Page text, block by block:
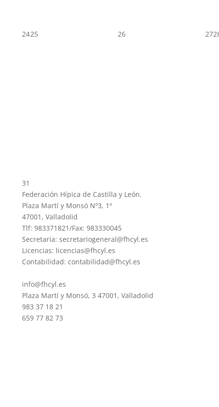
2425 26 27
31
Federación Hípica de Castilla y León.
Plaza Martí y Monsó Nº3, 1º
47001, Valladolid
Tlf: 983371821/Fax: 983330045
Secretaria: secretariogeneral@fhcyl.es
Licencias: licencias@fhcyl.es
Contabilidad: contabilidad@fhcyl.es
info@fhcyl.es
Plaza Martí y Monsó, 3 47001, Valladolid
983 37 18 21
659 77 82 73